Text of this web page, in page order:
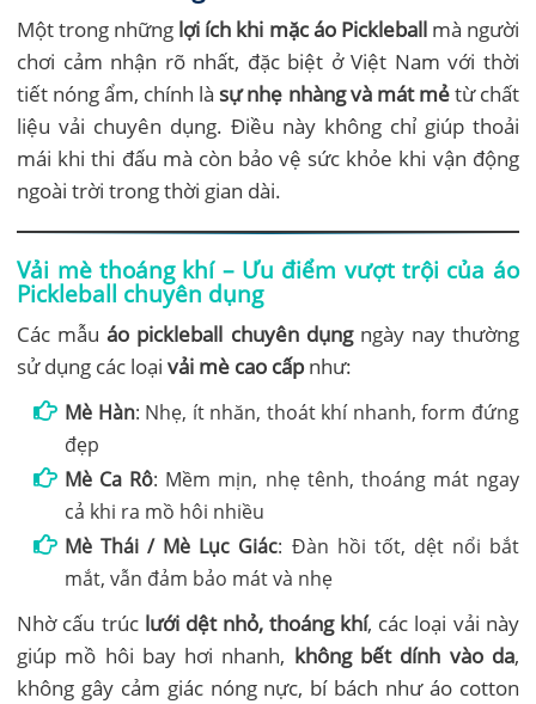
Một trong những lợi ích khi mặc áo Pickleballmà người
chơi cảm nhận rõ nhất, đặc biệt ở Việt Nam với thời
tiết nóng ẩm, chính là sự nhẹ nhàng và mát mẻtừ chất
liệu vải chuyên dụng. Điều này không chỉ giúp thoải
mái khi thi đấu mà còn bảo vệ sức khỏe khi vận động
ngoài trời trong thời gian dài.
Vải mè thoáng khí – Ưu điểm vượt trội của áo
Pickleball chuyên dụng
Các mẫuáo pickleball chuyên dụngngày nay thường
sử dụng các loạivải mè cao cấpnhư:
Mè Hàn: Nhẹ, ít nhăn, thoát khí nhanh, form đứng
đẹp
Mè Ca Rô: Mềm mịn, nhẹ tênh, thoáng mát ngay
cả khi ra mồ hôi nhiều
Mè Thái / Mè Lục Giác: Đàn hồi tốt, dệt nổi bắt
mắt, vẫn đảm bảo mát và nhẹ
Nhờ cấu trúc lưới dệt nhỏ, thoáng khí, các loại vải này
giúp mồ hôi bay hơi nhanh, không bết dính vào da,
không gây cảm giác nóng nực, bí bách như áo cotton